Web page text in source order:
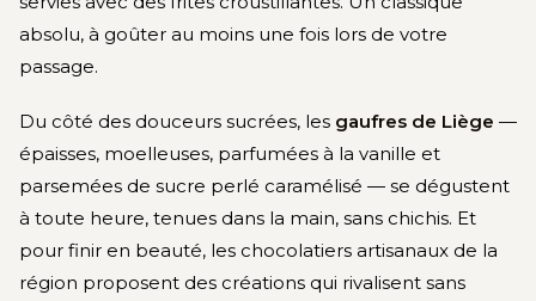
absolu, à goûter au moins une fois lors de votre
passage.
Du côté des douceurs sucrées, les gaufres de Liège —
épaisses, moelleuses, parfumées à la vanille et
parsemées de sucre perlé caramélisé — se dégustent
à toute heure, tenues dans la main, sans chichis. Et
pour finir en beauté, les chocolatiers artisanaux de la
région proposent des créations qui rivalisent sans